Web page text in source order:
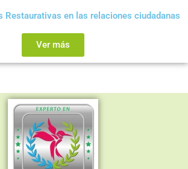
Restaurativas en las relaciones ciudadanas
Ver más